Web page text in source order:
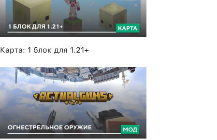
Карта: 1 блок для 1.21+